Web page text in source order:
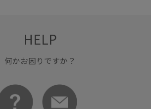
HELP
何かお困りですか？